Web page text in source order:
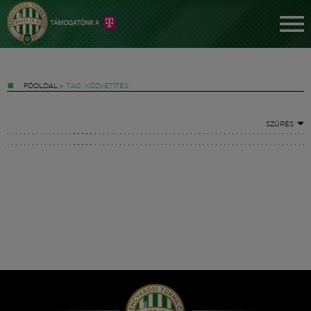
FŐOLDAL » TAG: KÖZVETÍTÉS
SZŰRÉS
Hírek